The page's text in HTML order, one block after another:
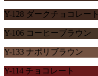
Y-128 ダークチョコレート
Y-106 コーヒーブラウン
Y-133 ナポリブラウン
Y-114 チョコレート